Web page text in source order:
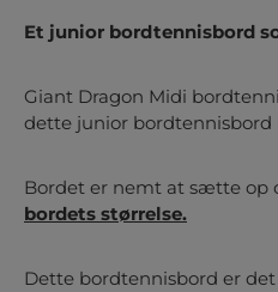
Et junior bordtennisbord
Giant Dragon Midi
dette junior bordtennisbord
Bordet er nemt at sætte op
bordets størrelse.
Dette bordtennisbord er